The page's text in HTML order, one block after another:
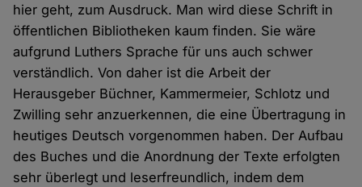
hier geht, zum Ausdruck. Man wird diese Schrift in
öffentlichen Bibliotheken kaum finden. Sie wäre
aufgrund Luthers Sprache für uns auch schwer
verständlich. Von daher ist die Arbeit der
Herausgeber Büchner, Kammermeier, Schlotz und
Zwilling sehr anzuerkennen, die eine Übertragung in
heutiges Deutsch vorgenommen haben. Der Aufbau
des Buches und die Anordnung der Texte erfolgten
sehr überlegt und leserfreundlich, indem dem